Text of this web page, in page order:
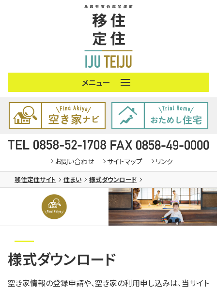
琴浦町の概要
住まい
仕事
暮らし
移住者支援
お問い合わせ
お問い合わせ サイトマップ リンク
移住定住サイト 住まい 様式ダウンロード
様式ダウンロード
空き家情報の登録申請や、空き家の利用申し込みは、当サイト